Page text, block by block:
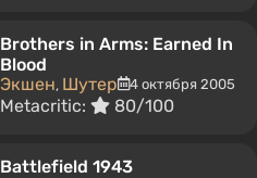
Brothers in Arms: Earned In
Blood
Экшен, Шутер 4 октября 2005
Metacritic: 80/100
Battlefield 1943